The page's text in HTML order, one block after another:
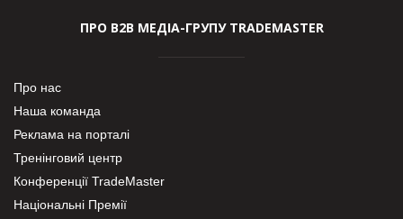
ПРО В2В МЕДІА-ГРУПУ TRADEMASTER
Про нас
Наша команда
Реклама на порталі
Тренінговий центр
Конференції TradeMaster
Національні Премії